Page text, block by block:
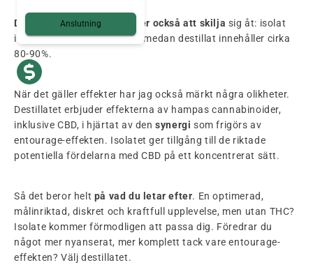
Deras CBD-innehåll kommer också att skilja sig åt: isolat
innehåller upp till 99% CBD, medan destillat innehåller cirka
80-90%.
När det gäller effekter har jag också märkt några olikheter.
Destillatet erbjuder effekterna av hampas cannabinoider,
inklusive CBD, i hjärtat av densynergisom frigörs av
entourage-effekten. Isolatet ger tillgång till de riktade
potentiella fördelarna med CBD på ett koncentrerat sätt.
Så det beror helt på vad du letar efter. En optimerad,
målinriktad, diskret och kraftfull upplevelse, men utan THC?
Isolate kommer förmodligen att passa dig. Föredrar du
något mer nyanserat, mer komplett tack vare entourage-
effekten? Välj destillatet.
Anslutning